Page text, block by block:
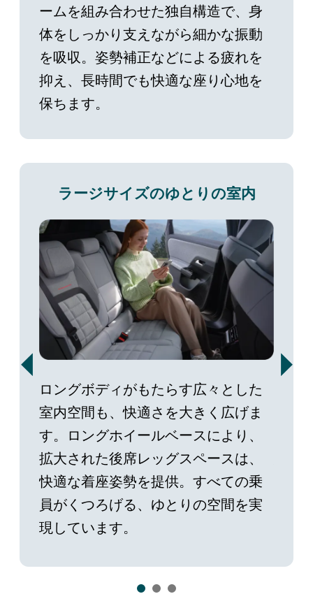
ームを組み合わせた独自構造で、身
体をしっかり支えながら細かな振動
を吸収。姿勢補正などによる疲れを
抑え、長時間でも快適な座り心地を
保ちます。
ラージサイズのゆとりの室内
ロングボディがもたらす広々とした
室内空間も、快適さを大きく広げま
す。ロングホイールベースにより、
拡大された後席レッグスペースは、
快適な着座姿勢を提供。すべての乗
員がくつろげる、ゆとりの空間を実
現しています。